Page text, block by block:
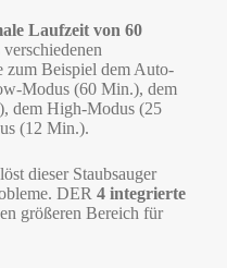
Laufzeit von 60
zum Beispiel dem Auto-
Modus (60 Min.), dem
dem High-Modus (25
(12 Min.).
dieser Staubsauger
DER 4 integrierte
größeren Bereich für